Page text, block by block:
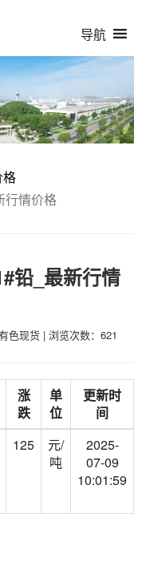
导航
格
行情价格
铅_最新行情
色现货 | 浏览次数：621
涨
跌
单
位
更新时
间
125
元/
吨
2025-
07-09
10:01:59